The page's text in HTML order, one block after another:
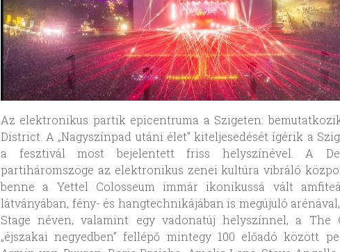
Az elektronikus partik epicentruma a Szigeten:
District. A „Nagyszínpad utáni élet” kiteljesedését ígérik a
a fesztivál most bejelentett friss helyszínével. A
partiháromszöge az elektronikus zenei kultúra vibráló
benne a Yettel Colosseum immár ikonikussá vált
látványában, fény- és hangtechnikájában is megújuló
Stage néven, valamint egy vadonatúj helyszínnel, a The
„éjszakai negyedben” fellépő mintegy 100 előadó között